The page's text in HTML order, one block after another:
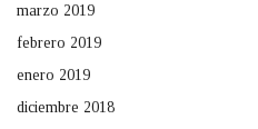
marzo 2019
febrero 2019
enero 2019
diciembre 2018